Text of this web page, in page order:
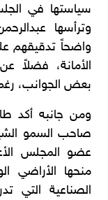
سياستها في
وترأسها
واضحاً تدقيقهم
الأمانة، فضلاً
بعض الجوانب، رغم
ومن جانبه أكد
صاحب السمو
عضو المجلس
منحها الأراضي
الصناعية التي